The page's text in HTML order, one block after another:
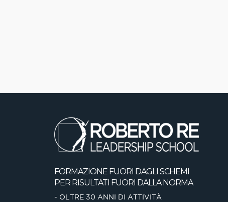
FORMAZIONE FUORI DAGLI SCHEMI
PER RISULTATI FUORI DALLA NORMA
- OLTRE 30 ANNI DI ATTIVITÀ